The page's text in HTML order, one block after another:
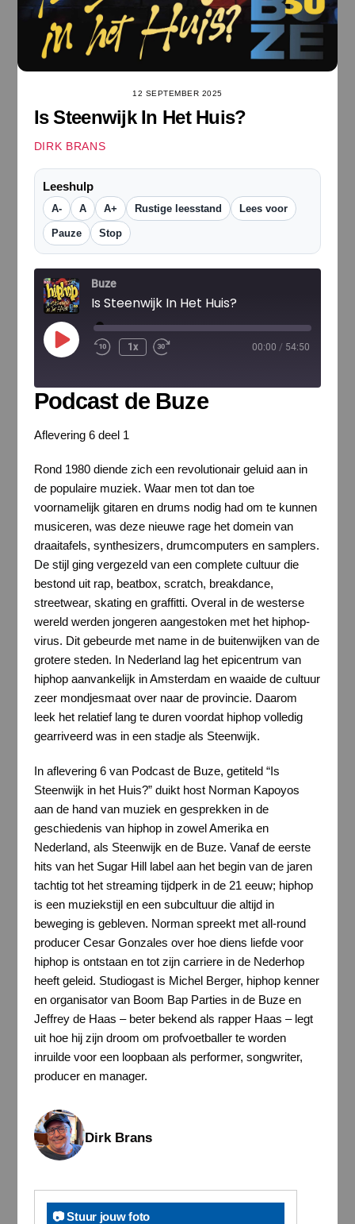
12 SEPTEMBER 2025
Is Steenwijk In Het Huis?
DIRK BRANS
Leeshulp
A- A A+ Rustige leesstand Lees voor
Pauze Stop
Buze
Is Steenwijk In Het Huis?
Play
Episode
1x 00:00 / 54:50
Podcast de Buze
Aflevering 6 deel 1
Rond 1980 diende zich een revolutionair geluid aan in
de populaire muziek. Waar men tot dan toe
voornamelijk gitaren en drums nodig had om te kunnen
musiceren, was deze nieuwe rage het domein van
draaitafels, synthesizers, drumcomputers en samplers.
De stijl ging vergezeld van een complete cultuur die
bestond uit rap, beatbox, scratch, breakdance,
streetwear, skating en graffitti. Overal in de westerse
wereld werden jongeren aangestoken met het hiphop-
virus. Dit gebeurde met name in de buitenwijken van de
grotere steden. In Nederland lag het epicentrum van
hiphop aanvankelijk in Amsterdam en waaide de cultuur
zeer mondjesmaat over naar de provincie. Daarom
leek het relatief lang te duren voordat hiphop volledig
gearriveerd was in een stadje als Steenwijk.
In aflevering 6 van Podcast de Buze, getiteld “Is
Steenwijk in het Huis?” duikt host Norman Kapoyos
aan de hand van muziek en gesprekken in de
geschiedenis van hiphop in zowel Amerika en
Nederland, als Steenwijk en de Buze. Vanaf de eerste
hits van het Sugar Hill label aan het begin van de jaren
tachtig tot het streaming tijdperk in de 21 eeuw; hiphop
is een muziekstijl en een subcultuur die altijd in
beweging is gebleven. Norman spreekt met all-round
producer Cesar Gonzales over hoe diens liefde voor
hiphop is ontstaan en tot zijn carriere in de Nederhop
heeft geleid. Studiogast is Michel Berger, hiphop kenner
en organisator van Boom Bap Parties in de Buze en
Jeffrey de Haas – beter bekend als rapper Haas – legt
uit hoe hij zijn droom om profvoetballer te worden
inruilde voor een loopbaan als performer, songwriter,
producer en manager.
Dirk Brans
📷 Stuur jouw foto